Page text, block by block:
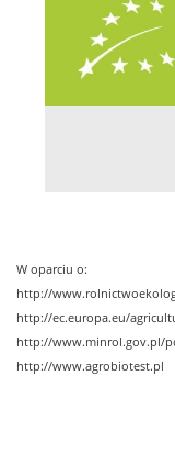
W oparciu o:
http://
http://ec.europa.eu/
http://www.minrol.gov.pl/
http://www.agrobiotest.pl